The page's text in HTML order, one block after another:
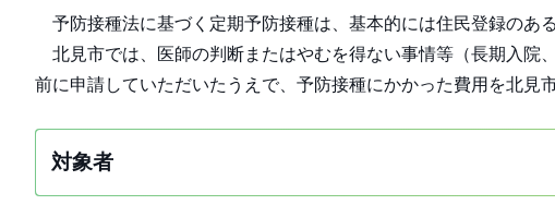
予防接種法に基づく定期予防接種は、基本的には住民登録のあ
北見市では、医師の判断またはやむを得ない事情等（長期入院
前に申請していただいたうえで、予防接種にかかった費用を北見
対象者